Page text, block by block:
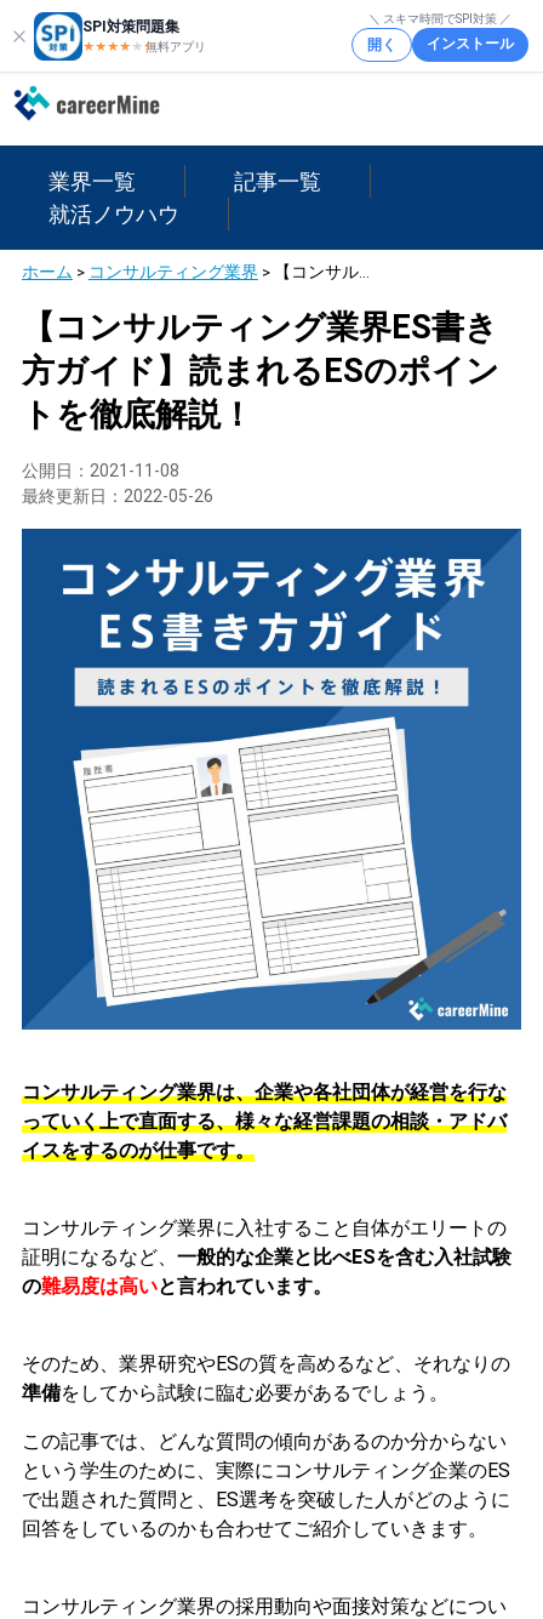
SPI対策問題集
★★★★ ★★
無料アプリ
＼ スキマ時間でSPI対策 ／
開く インストール
業界一覧
記事一覧
就活ノウハウ
ホーム > コンサルティング業界 > 【コンサルティング業界ES書き方ガイド】読まれるESのポイントを徹底解説！
【コンサルティング業界ES書き
方ガイド】読まれるESのポイン
トを徹底解説！
公開日： 2021-11-08
最終更新日： 2022-05-26
コンサルティング業界は、企業や各社団体が経営を行な
っていく上で直面する、様々な経営課題の相談・アドバ
イスをするのが仕事です。
コンサルティング業界に入社すること自体がエリートの
証明になるなど、 一般的な企業と比べESを含む入社試験
の難易度は高いと言われています。
そのため、業界研究やESの質を高めるなど、それなりの
準備をしてから試験に臨む必要があるでしょう。
この記事では、どんな質問の傾向があるのか分からない
という学生のために、実際にコンサルティング企業のES
で出題された質問と、ES選考を突破した人がどのように
回答をしているのかも合わせてご紹介していきます。
コンサルティング業界の採用動向や面接対策などについ